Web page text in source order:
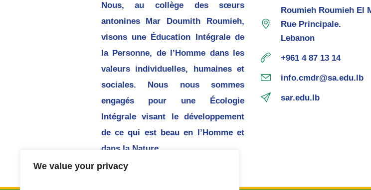
We value your privacy
Nous, au collège des sœurs
antonines Mar Doumith Roumieh,
visons une Éducation Intégrale de
la Personne, de l’Homme dans les
valeurs individuelles, humaines et
sociales. Nous nous sommes
engagés pour une Écologie
Intégrale visant le développement
de ce qui est beau en l’Homme et
dans la Nature.
Roumieh Roumieh El
Rue Principale.
Lebanon
+961 4 87 13 14
info.cmdr@sa.edu.lb
sar.edu.lb